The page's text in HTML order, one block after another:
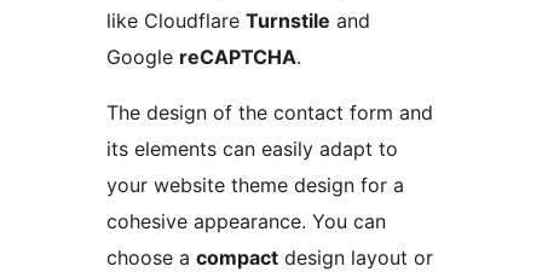
like Cloudflare Turnstile and
Google reCAPTCHA.
The design of the contact form and
its elements can easily adapt to
your website theme design for a
cohesive appearance. You can
choose a compact design layout or